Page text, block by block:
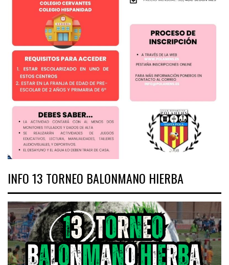
INFO 13 TORNEO BALONMANO HIERBA